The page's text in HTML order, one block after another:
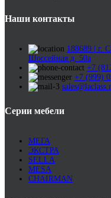
Наши контакты
188689 | г.
Шоссейная д. 50а
+7
+7 (999)
Серии мебели
МЕГА
ЭКСТРА
SELLA
MESA
CHAIRMAN